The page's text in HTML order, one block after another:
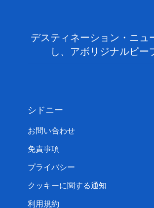
デスティネーション・ニュ
し、アボリジナルピー
シドニー
お問い合わせ
免責事項
プライバシー
クッキーに関する通知
利用規約